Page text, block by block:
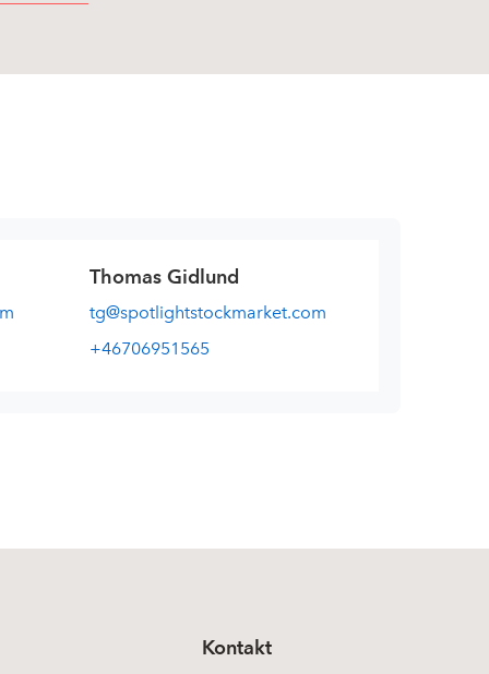
Thomas Gidlund
tg@spotlightstockmarket.com
+46706951565
Kontakt